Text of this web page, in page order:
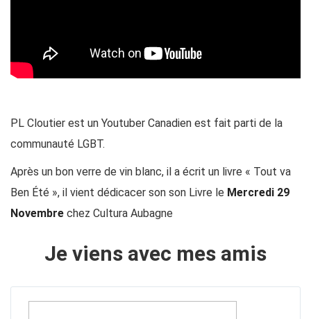
PL Cloutier est un Youtuber Canadien est fait parti de la
communauté LGBT.
Après un bon verre de vin blanc, il a écrit un livre « Tout va
Ben Été », il vient dédicacer son son Livre le Mercredi 29
Novembre chez Cultura Aubagne
Je viens avec mes amis